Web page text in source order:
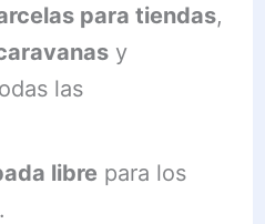
para tiendas,
y
las
libre para los